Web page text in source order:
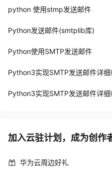
python 使用stmp发送邮件
Python发送邮件(smtplib库)
Python使用SMTP发送邮件
Python3实现SMTP发送邮件详细
Python3实现SMTP发送邮件详细
加入云驻计划，成为创作
华为云周边好礼